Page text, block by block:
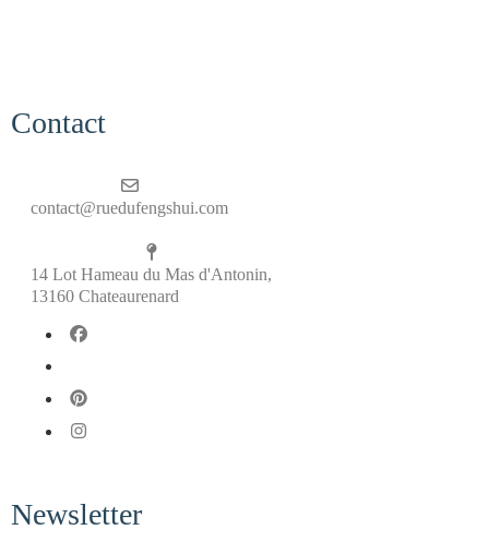
Contact
contact@ruedufengshui.com
14 Lot Hameau du Mas d'Antonin,
13160 Chateaurenard
Newsletter